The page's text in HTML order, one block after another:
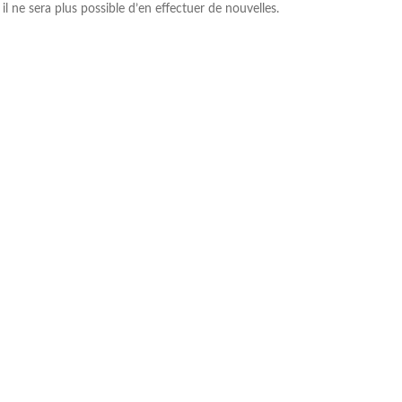
sera plus possible d’en effectuer de nouvelles.